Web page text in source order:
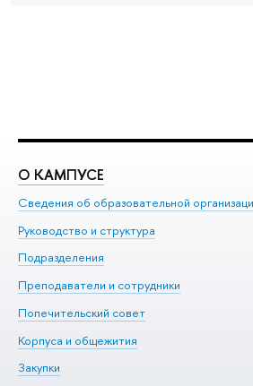
О КАМПУСЕ
Сведения об образовательной
Руководство и структура
Подразделения
Преподаватели и сотрудники
Попечительский совет
Корпуса и общежития
Закупки